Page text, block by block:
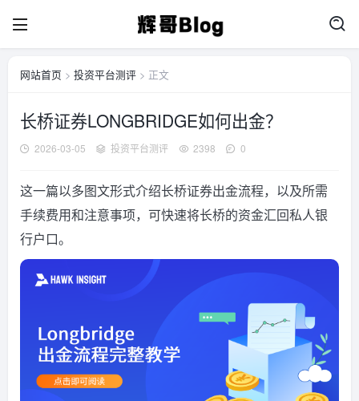
网站首页 > 投资平台测评 > 正文
长桥证券LONGBRIDGE如何出金？
2026-03-05 投资平台测评 2398 0
这一篇以多图文形式介绍长桥证券出金流程，以及所需
手续费用和注意事项，可快速将长桥的资金汇回私人银
行户口。